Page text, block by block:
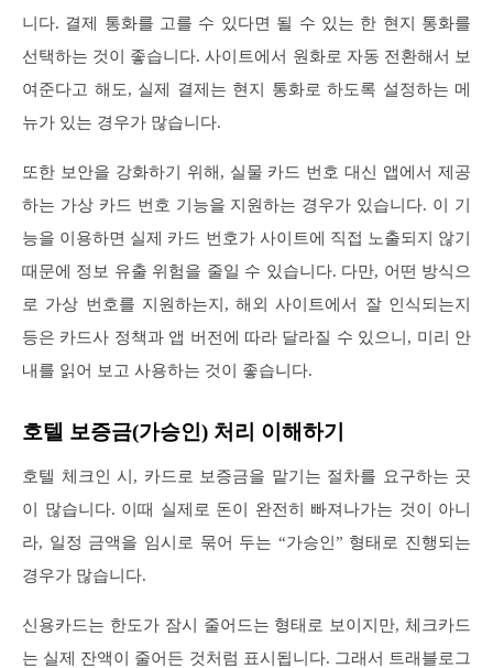
니다. 결제 통화를 고를 수 있다면 될 수 있는 한 현지 통화를
선택하는 것이 좋습니다. 사이트에서 원화로 자동 전환해서 보
여준다고 해도, 실제 결제는 현지 통화로 하도록 설정하는 메
뉴가 있는 경우가 많습니다.
또한 보안을 강화하기 위해, 실물 카드 번호 대신 앱에서 제공
하는 가상 카드 번호 기능을 지원하는 경우가 있습니다. 이 기
능을 이용하면 실제 카드 번호가 사이트에 직접 노출되지 않기
때문에 정보 유출 위험을 줄일 수 있습니다. 다만, 어떤 방식으
로 가상 번호를 지원하는지, 해외 사이트에서 잘 인식되는지
등은 카드사 정책과 앱 버전에 따라 달라질 수 있으니, 미리 안
내를 읽어 보고 사용하는 것이 좋습니다.
호텔 보증금(가승인) 처리 이해하기
호텔 체크인 시, 카드로 보증금을 맡기는 절차를 요구하는 곳
이 많습니다. 이때 실제로 돈이 완전히 빠져나가는 것이 아니
라, 일정 금액을 임시로 묶어 두는 “가승인” 형태로 진행되는
경우가 많습니다.
신용카드는 한도가 잠시 줄어드는 형태로 보이지만, 체크카드
는 실제 잔액이 줄어든 것처럼 표시됩니다. 그래서 트래블로그